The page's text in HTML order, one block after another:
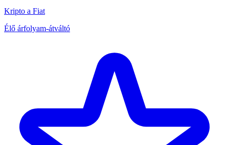
Kripto a Fiat
Élő árfolyam-átváltó